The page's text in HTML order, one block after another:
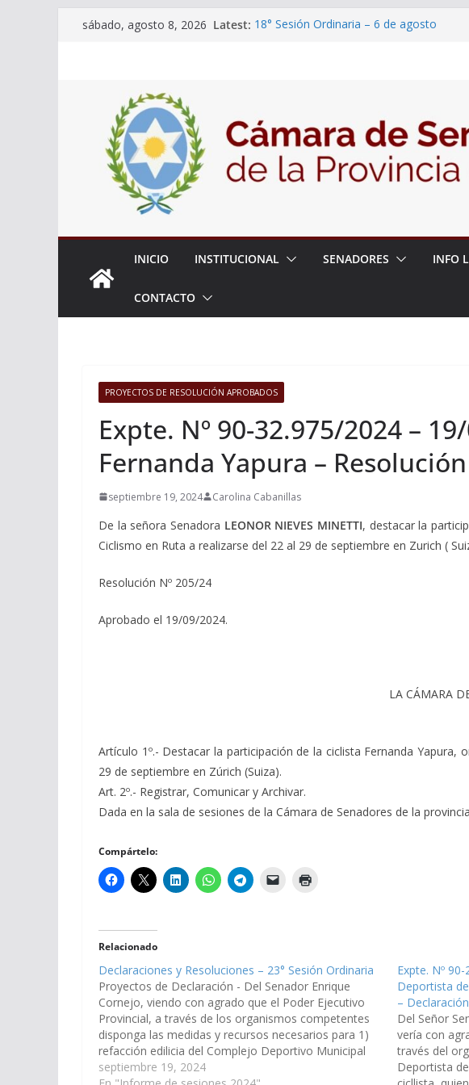
sábado, agosto 8, 2026 Latest: 18° Sesión Ordinaria – 6 de agosto
Expte. Nº 90-34.516/2026 – 06/08/26 –
de Protección y Control Vegetal
INICIO INSTITUCIONAL SENADORES INFO
CONTACTO
PROYECTOS DE RESOLUCIÓN APROBADOS
Expte. Nº 90-32.975/2024 –
Fernanda Yapura –
septiembre 19, 2024 Carolina Cabanillas
De la señora Senadora LEONOR NIEVES MINETTI, destacar la
Ciclismo en Ruta a realizarse del 22 al 29 de septiembre en Zurich (
Resolución Nº 205/24
Aprobado el 19/09/2024.
LA CÁMARA
Artículo 1º.- Destacar la participación de la ciclista Fernanda
29 de septiembre en Zúrich (Suiza).
Art. 2º.- Registrar, Comunicar y Archivar.
Dada en la sala de sesiones de la Cámara de Senadores de la
Compártelo:
Relacionado
Declaraciones y Resoluciones – 23° Sesión Ordinaria
Proyectos de Declaración - Del Senador Enrique
Cornejo, viendo con agrado que el Poder Ejecutivo
Provincial, a través de los organismos competentes
disponga las medidas y recursos necesarios para 1)
refacción edilicia del Complejo Deportivo Municipal
Bartolomé Minetti, de la localidad El Bordo,
septiembre 19, 2024
Expte. Nº
Deportista
–
Del Señor
vería con
través del
Deportista